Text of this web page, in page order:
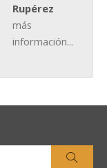
Rupérez
más
información...